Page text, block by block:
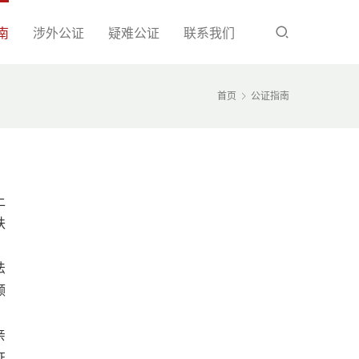
涉外公证 疑难公证 联系我们
首页 公证指南